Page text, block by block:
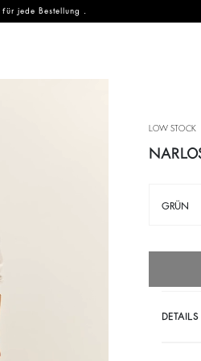
für jede Bestellung .
LOW STOCK
GRÜN